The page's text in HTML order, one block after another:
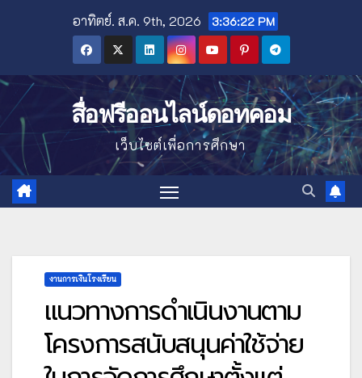
อาทิตย์. ส.ค. 9th, 2026 3:36:24 PM
สื่อฟรีออนไลน์ดอทคอม
เว็บไซต์เพื่อการศึกษา
งานการเงินโรงเรียน
แนวทางการดำเนินงานตาม
โครงการสนับสนุนค่าใช้จ่าย